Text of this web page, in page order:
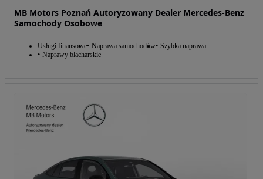
MB Motors Poznań Autoryzowany Dealer Mercedes-Benz
Samochody Osobowe
Usługi finansowe Naprawa samochodów Szybka naprawa
Naprawy blacharskie